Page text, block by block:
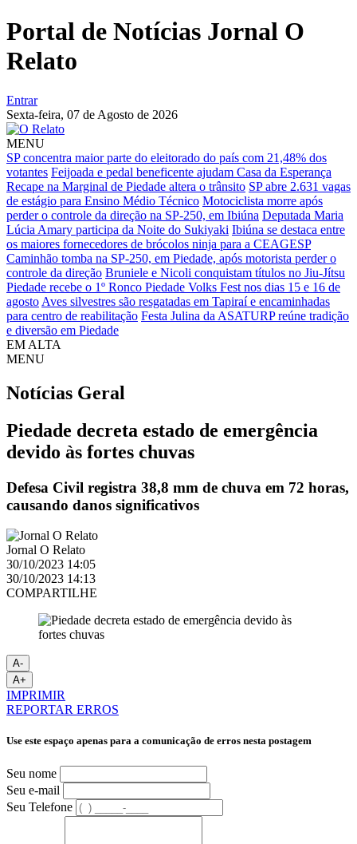
Portal de Notícias Jornal O
Relato
Entrar
Sexta-feira, 07 de Agosto de 2026
MENU
SP concentra maior parte do eleitorado do país com 21,48% dos
votantes Feijoada e pedal beneficente ajudam Casa da Esperança
Recape na Marginal de Piedade altera o trânsito SP abre 2.631 vagas
de estágio para Ensino Médio Técnico Motociclista morre após
perder o controle da direção na SP-250, em Ibiúna Deputada Maria
Lúcia Amary participa da Noite do Sukiyaki Ibiúna se destaca entre
os maiores fornecedores de brócolos ninja para a CEAGESP
Caminhão tomba na SP-250, em Piedade, após motorista perder o
controle da direção Bruniele e Nicoli conquistam títulos no Jiu-Jítsu
Piedade recebe o 1º Ronco Piedade Volks Fest nos dias 15 e 16 de
agosto Aves silvestres são resgatadas em Tapiraí e encaminhadas
para centro de reabilitação Festa Julina da ASATURP reúne tradição
e diversão em Piedade
EM ALTA
MENU
Notícias Geral
Piedade decreta estado de emergência
devido às fortes chuvas
Defesa Civil registra 38,8 mm de chuva em 72 horas,
causando danos significativos
Jornal O Relato
30/10/2023 14:05
30/10/2023 14:13
COMPARTILHE
A-
A+
IMPRIMIR
REPORTAR ERROS
Use este espaço apenas para a comunicação de erros nesta postagem
Seu nome
Seu e-mail
Seu Telefone